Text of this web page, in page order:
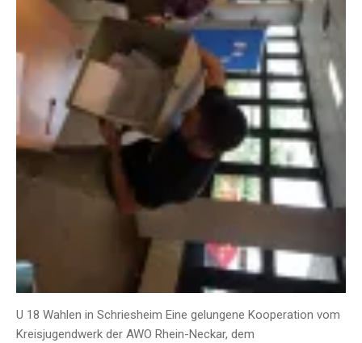
U 18 Wahlen in Schriesheim Eine gelungene Kooperation vom
Kreisjugendwerk der AWO Rhein-Neckar, dem